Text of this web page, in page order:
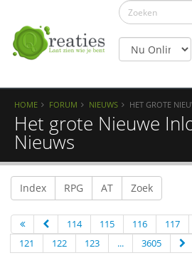
HOME FORUM NIEUWS HET GROTE
Het grote Nieuwe
Nieuws
Index RPG AT Zoek
114 115 116 117
121
122 123 ... 3605